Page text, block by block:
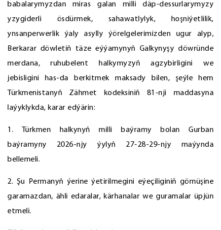
babalarymyzdan miras galan milli däp-dessurlarymyzy
yzygiderli ösdürmek, sahawatlylyk, hoşniýetlilik,
ynsanperwerlik ýaly asylly ýörelgelerimizden ugur alyp,
Berkarar döwletiň täze eýýamynyň Galkynyşy döwründe
merdana, ruhubelent halkymyzyň agzybirligini we
jebisligini has-da berkitmek maksady bilen, şeýle hem
Türkmenistanyň Zähmet kodeksiniň 81-nji maddasyna
laýyklykda, karar edýärin:
1. Türkmen halkynyň milli baýramy bolan Gurban
baýramyny 2026-njy ýylyň 27-28-29-njy maýynda
bellemeli.
2. Şu Permanyň ýerine ýetirilmegini eýeçiliginiň görnüşine
garamazdan, ähli edaralar, kärhanalar we guramalar üpjün
etmeli.